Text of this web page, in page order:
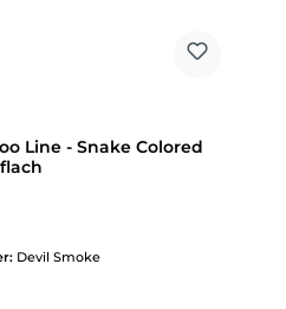
Line - Snake Colored
flach
Devil Smoke